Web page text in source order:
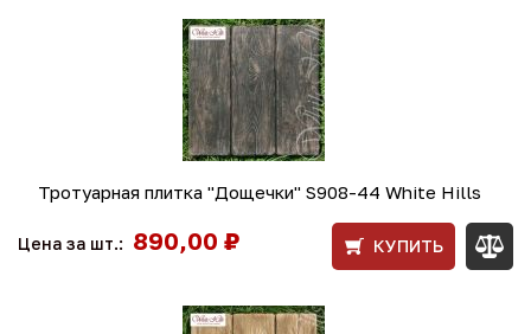
Тротуарная плитка "Дощечки" S908-44 White Hills
Цена за шт.: 890,00 ₽ КУПИТЬ